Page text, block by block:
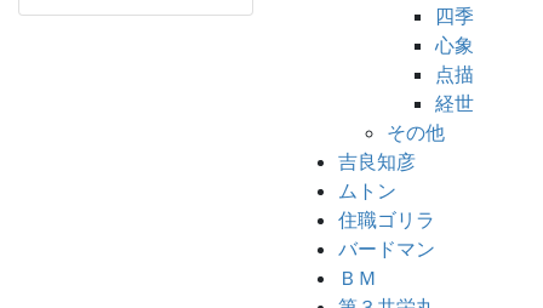
四季
心象
点描
経世
その他
吉良知彦
ムトン
住職ゴリラ
バードマン
ＢＭ